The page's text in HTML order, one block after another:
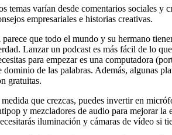
temas varían desde comentarios sociales y
empresariales e historias creativas.
parece que todo el mundo y su hermano
Lanzar un podcast es más fácil de lo
para empezar es una computadora
dominio de las palabras. Además, algunas
gratuitas.
que crezcas, puedes invertir en
y mezcladores de audio para mejorar la
iluminación y cámaras de vídeo si